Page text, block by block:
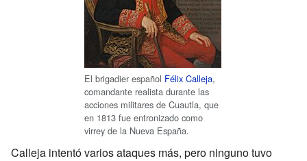
El brigadier español Félix Calleja,
comandante realista durante las
acciones militares de Cuautla, que
en 1813 fue entronizado como
virrey de la Nueva España.
Calleja intentó varios ataques más, pero ninguno tuvo